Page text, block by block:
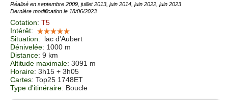
Réalisé en septembre 2009, juillet 2013, juin 2014, juin 2022, juin 2023
Dernière modification le 18/06/2023
Cotation: T5
Intérêt:
Situation:
lac d'Aubert
Dénivelée: 1000 m
Distance: 9 km
Altitude maximale: 3091 m
Horaire: 3h15 + 3h05
Cartes: Top25 1748ET
Type d'itinéraire: Boucle